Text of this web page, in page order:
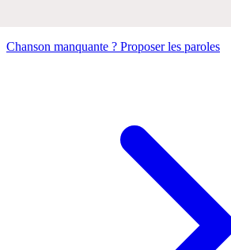
Chanson manquante ? Proposer les paroles